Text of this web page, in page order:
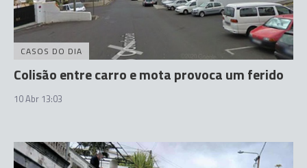
CASOS DO DIA
Colisão entre carro e mota provoca um ferido
10 Abr 13:03